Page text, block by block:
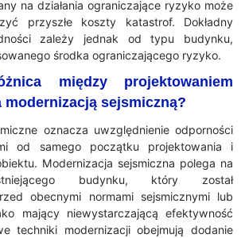
na działania ograniczające ryzyko może
przyszłe koszty katastrof. Dokładny
zależy jednak od typu budynku,
środka ograniczającego ryzyko.
między projektowaniem
modernizacją sejsmiczną?
oznacza uwzględnienie odporności
od samego początku projektowania i
Modernizacja sejsmiczna polega na
budynku, który został
obecnymi normami sejsmicznymi lub
mający niewystarczającą efektywność
techniki modernizacji obejmują dodanie